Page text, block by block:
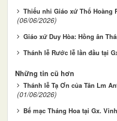
Thiếu nhi Giáo xứ Thổ Hoàng
(06/06/2026)
Giáo xứ Duy Hòa: Hồng ân
Thánh lễ Rước lễ lần đầu tại
Những tin cũ hơn
Thánh lễ Tạ Ơn của Tân Lm
(01/06/2026)
Bế mạc Tháng Hoa tại Gx.